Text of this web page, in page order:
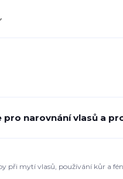
pro narovnání vlasů a
při mytí vlasů, používání kůr a